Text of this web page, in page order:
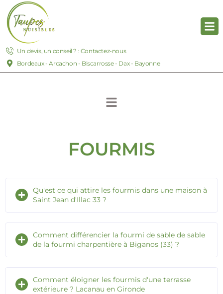
Un devis, un conseil ? : Contactez-nous
Bordeaux - Arcachon - Biscarrosse - Dax - Bayonne
FOURMIS
Qu'est ce qui attire les fourmis dans une maison à
Saint Jean d'Illac 33 ?
Comment différencier la fourmi de sable de sable
de la fourmi charpentière à Biganos (33) ?
Comment éloigner les fourmis d'une terrasse
extérieure ? Lacanau en Gironde